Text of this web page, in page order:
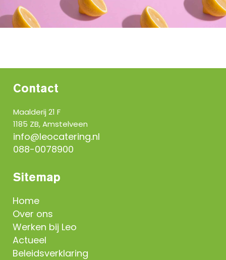
Contact
Maalderij 21 F
1185 ZB, Amstelveen
info@leocatering.nl
088-0078900
Sitemap
Home
Over ons
Werken bij Leo
Actueel
Beleidsverklaring